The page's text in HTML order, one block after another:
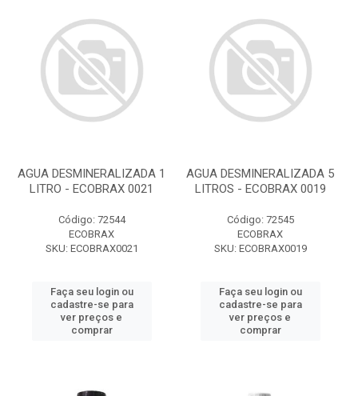
AGUA DESMINERALIZADA 1
LITRO - ECOBRAX 0021
Código: 72544
ECOBRAX
SKU: ECOBRAX0021
Faça seu login ou
cadastre-se para
ver preços e
comprar
AGUA DESMINERALIZADA 5
LITROS - ECOBRAX 0019
Código: 72545
ECOBRAX
SKU: ECOBRAX0019
Faça seu login ou
cadastre-se para
ver preços e
comprar